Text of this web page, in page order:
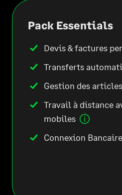
Pack Essentials
Devis & factures
Transferts
Gestion des
Travail à distance
mobiles
Connexion Bancaire